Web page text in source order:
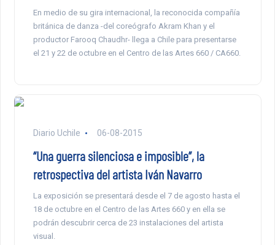
En medio de su gira internacional, la reconocida compañía
británica de danza -del coreógrafo Akram Khan y el
productor Farooq Chaudhr- llega a Chile para presentarse
el 21 y 22 de octubre en el Centro de las Artes 660 / CA660.
Diario Uchile 06-08-2015
“Una guerra silenciosa e imposible”, la
retrospectiva del artista Iván Navarro
La exposición se presentará desde el 7 de agosto hasta el
18 de octubre en el Centro de las Artes 660 y en ella se
podrán descubrir cerca de 23 instalaciones del artista
visual.